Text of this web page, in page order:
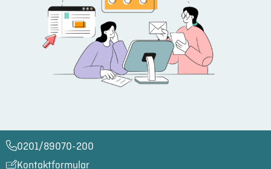
0201/89070-200​
Kontaktformular